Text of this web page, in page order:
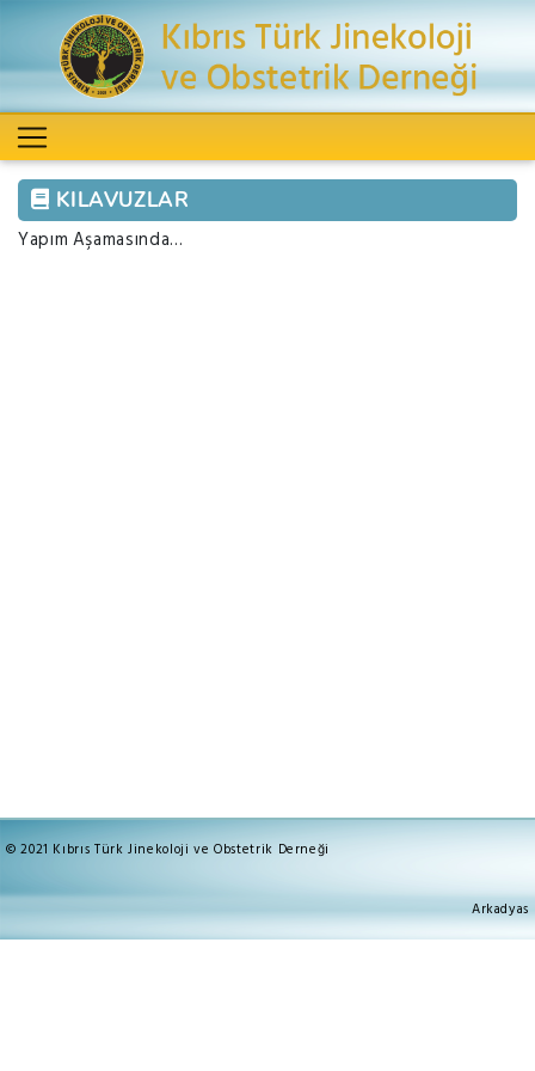
KILAVUZLAR
Yapım Aşamasında...
© 2021 Kıbrıs Türk Jinekoloji ve Obstetrik Derneği
Arkadyas